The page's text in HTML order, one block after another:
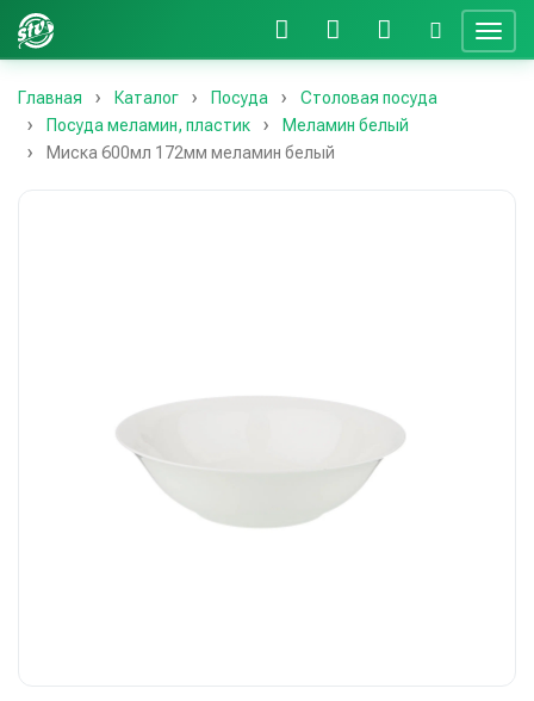
Главная Каталог Посуда
Столовая посуда
Посуда меламин, пластик
Меламин белый
Миска 600мл 172мм меламин белый